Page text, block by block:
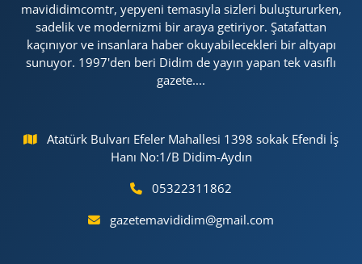
mavididimcomtr, yepyeni temasıyla sizleri buluştururken,
sadelik ve modernizmi bir araya getiriyor. Şatafattan
kaçınıyor ve insanlara haber okuyabilecekleri bir altyapı
sunuyor. 1997'den beri Didim de yayın yapan tek vasıflı
gazete....
Atatürk Bulvarı Efeler Mahallesi 1398 sokak Efendi İş
Hanı No:1/B Didim-Aydın
05322311862
gazetemavididim@gmail.com